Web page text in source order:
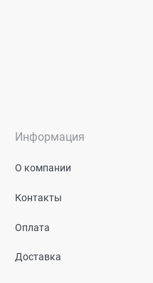
Информация
О компании
Контакты
Оплата
Доставка